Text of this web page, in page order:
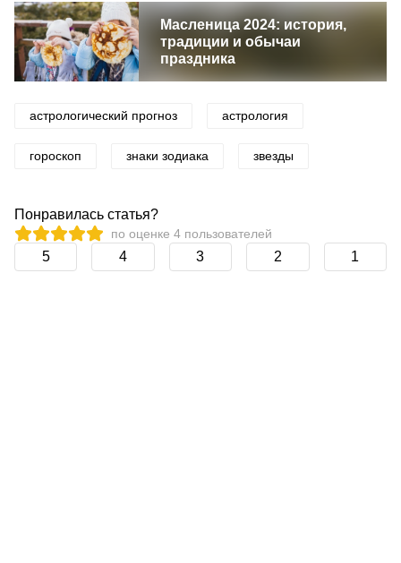
Масленица 2024: история,
традиции и обычаи
праздника
астрологический прогноз астрология
гороскоп знаки зодиака звезды
Понравилась статья?
по оценке 4 пользователей
5 4 3 2 1